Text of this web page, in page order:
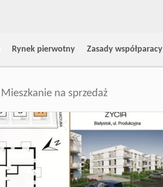
Rynek pierwotny Zasady współparacy
Mieszkanie na sprzedaż